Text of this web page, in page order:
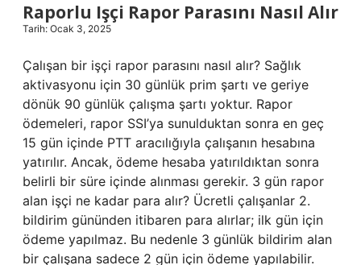
Raporlu Işçi Rapor Parasını Nasıl Alır
Tarih: Ocak 3, 2025
Çalışan bir işçi rapor parasını nasıl alır? Sağlık
aktivasyonu için 30 günlük prim şartı ve geriye
dönük 90 günlük çalışma şartı yoktur. Rapor
ödemeleri, rapor SSI’ya sunulduktan sonra en geç
15 gün içinde PTT aracılığıyla çalışanın hesabına
yatırılır. Ancak, ödeme hesaba yatırıldıktan sonra
belirli bir süre içinde alınması gerekir. 3 gün rapor
alan işçi ne kadar para alır? Ücretli çalışanlar 2.
bildirim gününden itibaren para alırlar; ilk gün için
ödeme yapılmaz. Bu nedenle 3 günlük bildirim alan
bir çalışana sadece 2 gün için ödeme yapılabilir.